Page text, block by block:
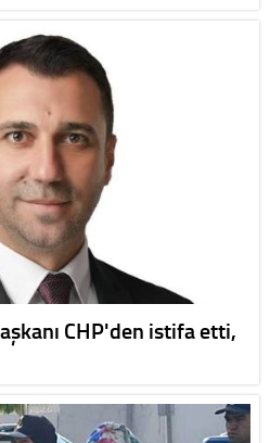
CHP'den istifa etti,